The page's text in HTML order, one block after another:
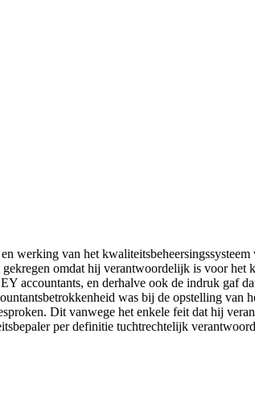
werking van het
omdat hij verantwoordelijk is voor het
accountants, en derhalve ook de indruk gaf
was bij de opstelling van
Dit vanwege het enkele feit dat hij
per definitie tuchtrechtelijk